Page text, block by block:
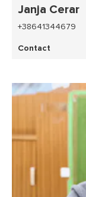
Janja Cerar
+38641344679
Contact